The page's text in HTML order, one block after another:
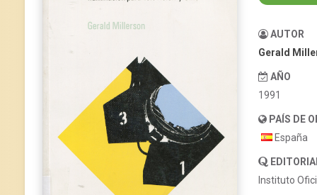
AUTOR
Gerald
AÑO
1991
PAÍS DE
España
Instituto